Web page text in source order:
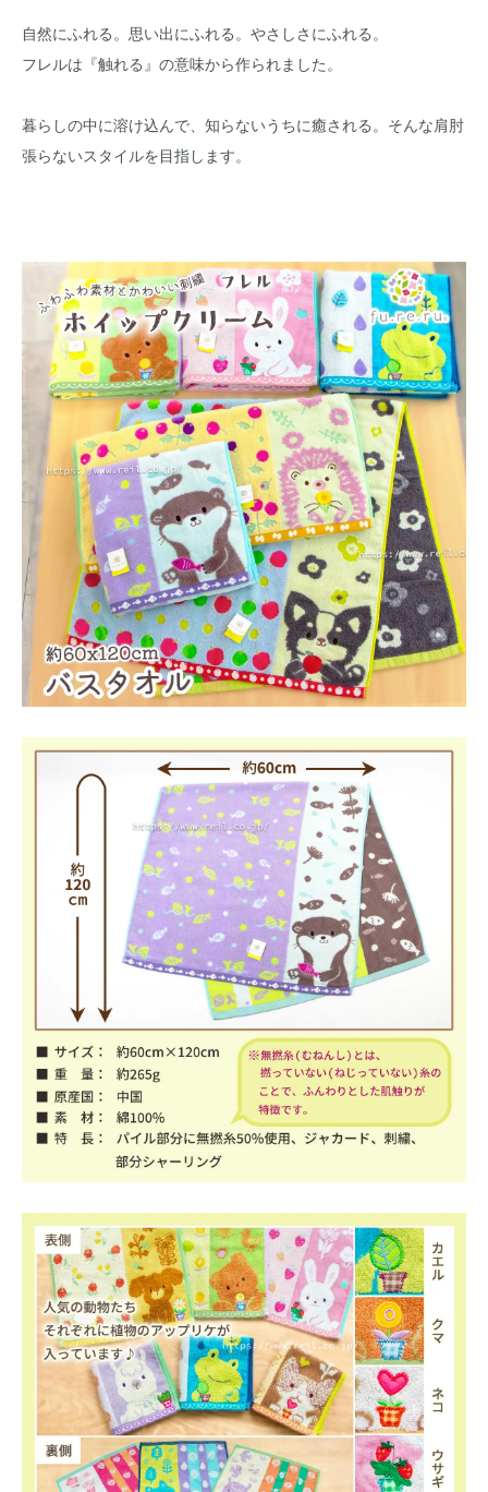
自然にふれる。思い出にふれる。やさしさにふれる。
フレルは『触れる』の意味から作られました。
暮らしの中に溶け込んで、知らないうちに癒される。そんな肩肘
張らないスタイルを目指します。